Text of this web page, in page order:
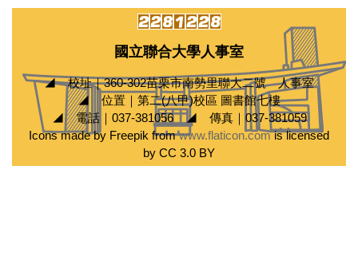
國立聯合大學人事室
◢ 校址｜360-302苗栗市南勢里聯大二號 人事室
◢ 位置｜第二(八甲)校區 圖書館七樓
◢ 電話｜037-381056 ◢ 傳真｜037-381059
Icons made by Freepik fromwww.flaticon.comis licensed
by CC 3.0 BY